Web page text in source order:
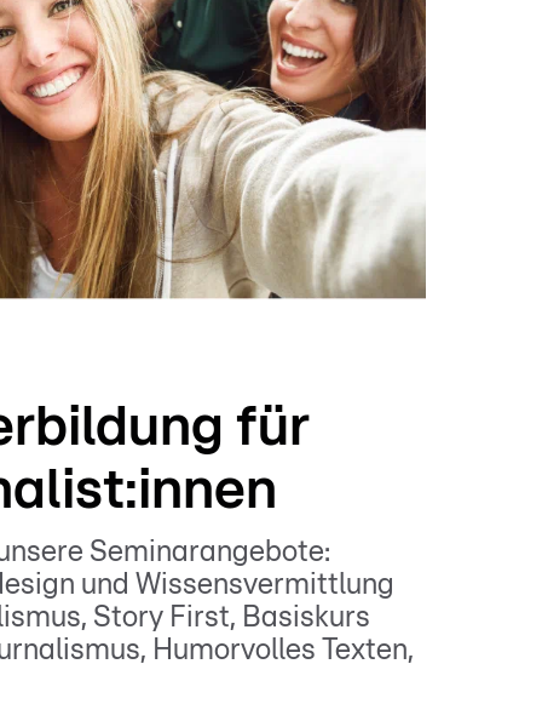
für
Seminarangebote:
und Wissensvermittlung
Story First, Basiskurs
Humorvolles Texten,